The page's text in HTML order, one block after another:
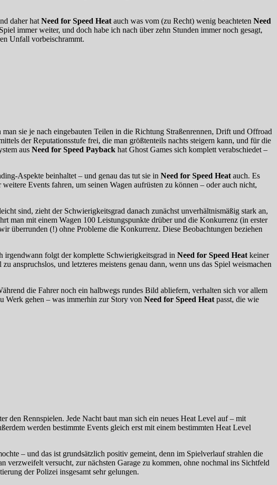
daher hat Need for Speed Heat auch was vom (zu Recht) wenig beachteten Need
immer weiter, und doch habe ich nach über zehn Stunden immer noch gesagt,
Unfall vorbeischrammt.
sie je nach eingebauten Teilen in die Richtung Straßenrennen, Drift und Offroad
der Reputationsstufe frei, die man größtenteils nachts steigern kann, und für die
aus Need for Speed Payback hat Ghost Games sich komplett verabschiedet –
Aspekte beinhaltet – und genau das tut sie in Need for Speed Heat auch. Es
Events fahren, um seinen Wagen aufrüsten zu können – oder auch nicht,
sind, zieht der Schwierigkeitsgrad danach zunächst unverhältnismäßig stark an,
man mit einem Wagen 100 Leistungspunkte drüber und die Konkurrenz (in erster
überrunden (!) ohne Probleme die Konkurrenz. Diese Beobachtungen beziehen
irgendwann folgt der komplette Schwierigkeitsgrad in Need for Speed Heat keiner
und letzteres meistens genau dann, wenn uns das Spiel weismachen
die Fahrer noch ein halbwegs rundes Bild abliefern, verhalten sich vor allem
Werk gehen – was immerhin zur Story von Need for Speed Heat passt, die wie
den Rennspielen. Jede Nacht baut man sich ein neues Heat Level auf – mit
werden bestimmte Events gleich erst mit einem bestimmten Heat Level
– und das ist grundsätzlich positiv gemeint, denn im Spielverlauf strahlen die
verzweifelt versucht, zur nächsten Garage zu kommen, ohne nochmal ins Sichtfeld
der Polizei insgesamt sehr gelungen.